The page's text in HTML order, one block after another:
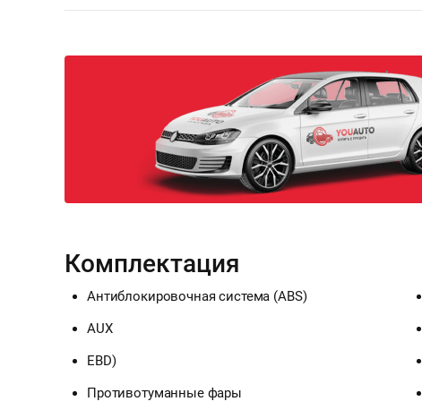
Комплектация
Антиблокировочная система (ABS)
AUX
EBD)
Противотуманные фары